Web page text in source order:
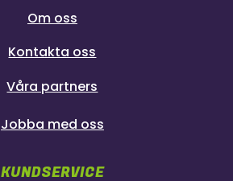
Om oss
Kontakta oss
Våra partners
Jobba med oss
KUNDSERVICE